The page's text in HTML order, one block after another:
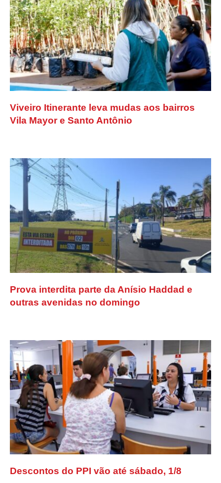
Viveiro Itinerante leva mudas aos bairros
Vila Mayor e Santo Antônio
Prova interdita parte da Anísio Haddad e
outras avenidas no domingo
Descontos do PPI vão até sábado, 1/8